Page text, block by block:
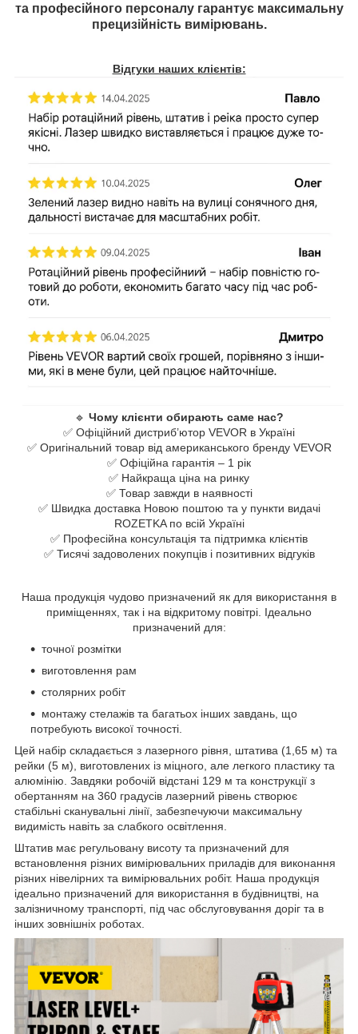
та професійного персоналу гарантує максимальну
прецизійність вимірювань.
Відгуки наших клієнтів:
🔹 Чому клієнти обирають саме нас?
✅ Офіційний дистриб’ютор VEVOR в Україні
✅ Оригінальний товар від американського бренду VEVOR
✅ Офіційна гарантія –​ 1 рік
✅ Найкраща ціна на ринку
✅ Товар завжди в наявності
✅ Швидка доставка Новою поштою та у пункти видачі
ROZETKA по всій Україні
✅ Професійна консультація та підтримка клієнтів
✅ Тисячі задоволених покупців і позитивних відгуків
Наша продукція чудово призначений як для використання в
приміщеннях,​ так і на відкритому повітрі.​ Ідеально
призначений для:
точної розмітки
виготовлення рам
столярних робіт
монтажу стелажів та багатьох інших завдань,​ що
потребують високої точності.
Цей набір складається з лазерного рівня,​ штатива (1,65 м)​ та
рейки (5 м),​ виготовлених із міцного,​ але легкого пластику та
алюмінію.​ Завдяки робочій відстані 129 м та конструкції з
обертанням на 360 градусів лазерний рівень створює
стабільні сканувальні лінії,​ забезпечуючи максимальну
видимість навіть за слабкого освітлення.
Штатив має регульовану висоту та призначений для
встановлення різних вимірювальних приладів для виконання
різних нівелірних та вимірювальних робіт.​ Наша продукція
ідеально призначений для використання в будівництві,​ на
залізничному транспорті,​ під час обслуговування доріг та в
інших зовнішніх роботах.